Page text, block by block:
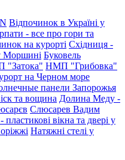
Відпочинок в Україні у
- все про гори та
на курорті Східниця -
Моршині Буковель
"Затока" НМП "Грибовка"
на Черном море
панели Запорожья
та вощина Долина Меду -
Слюсарев Вадим
вікна та двері у
Натяжні стелі у